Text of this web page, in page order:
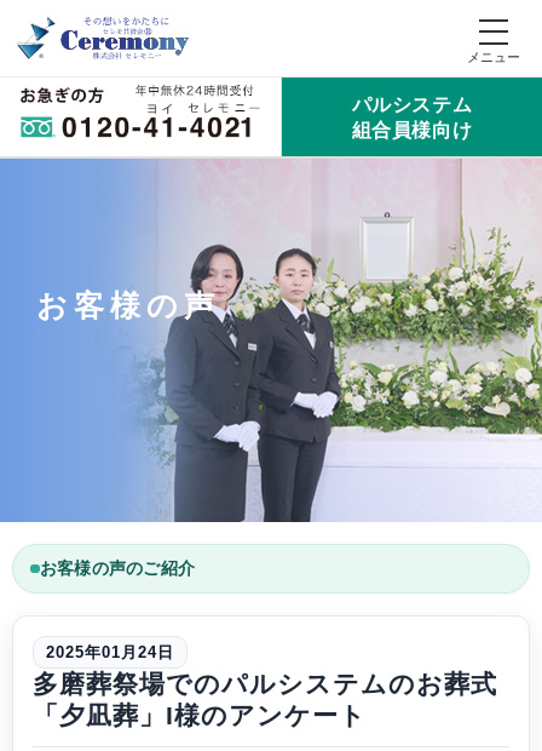
パルシステム
組合員様向け
お客様の声
お客様の声のご紹介
2025年01月24日
多磨葬祭場でのパルシステムのお葬式
「夕凪葬」I様のアンケート